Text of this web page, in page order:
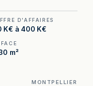
D'AFFAIRES
K€ à 400 K€
m²
MONTPELLIER